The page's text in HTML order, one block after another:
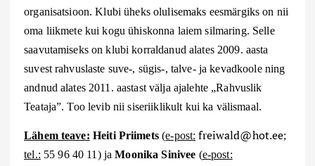
organisatsioon. Klubi üheks olulisemaks eesmärgiks on nii
oma liikmete kui kogu ühiskonna laiem silmaring. Selle
saavutamiseks on klubi korraldanud alates 2009. aasta
suvest rahvuslaste suve-, sügis-, talve- ja kevadkoole ning
andnud alates 2011. aastast välja ajalehte „Rahvuslik
Teataja”. Too levib nii siseriiklikult kui ka välismaal.
Lähem teave: Heiti Priimets(e-post: freiwald@hot.ee;
tel.: 55 96 40 11 ) jaMoonika Sinivee (e-post: